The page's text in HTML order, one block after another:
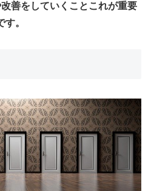
善をしていくことこれが重要
。